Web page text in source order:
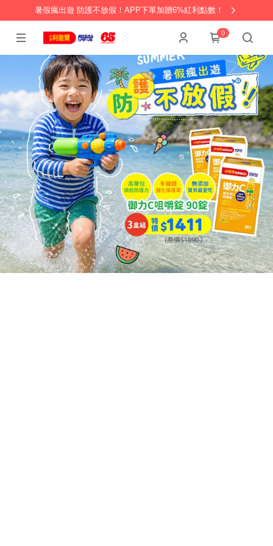
暑假瘋出遊 防護不放假！APP下單加贈6%紅利點數！
0